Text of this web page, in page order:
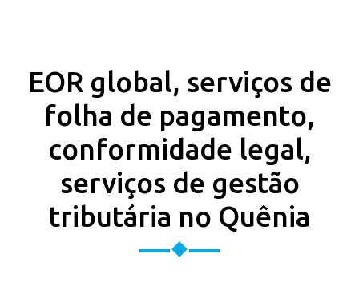
EOR global, serviços de
folha de pagamento,
conformidade legal,
serviços de gestão
tributária no Quênia